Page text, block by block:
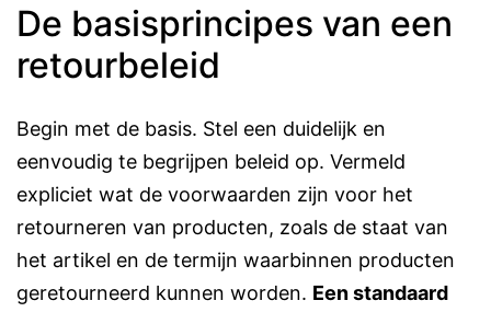
De basisprincipes van een
retourbeleid
Begin met de basis. Stel een duidelijk en
eenvoudig te begrijpen beleid op. Vermeld
expliciet wat de voorwaarden zijn voor het
retourneren van producten, zoals de staat van
het artikel en de termijn waarbinnen producten
geretourneerd kunnen worden. Een standaard